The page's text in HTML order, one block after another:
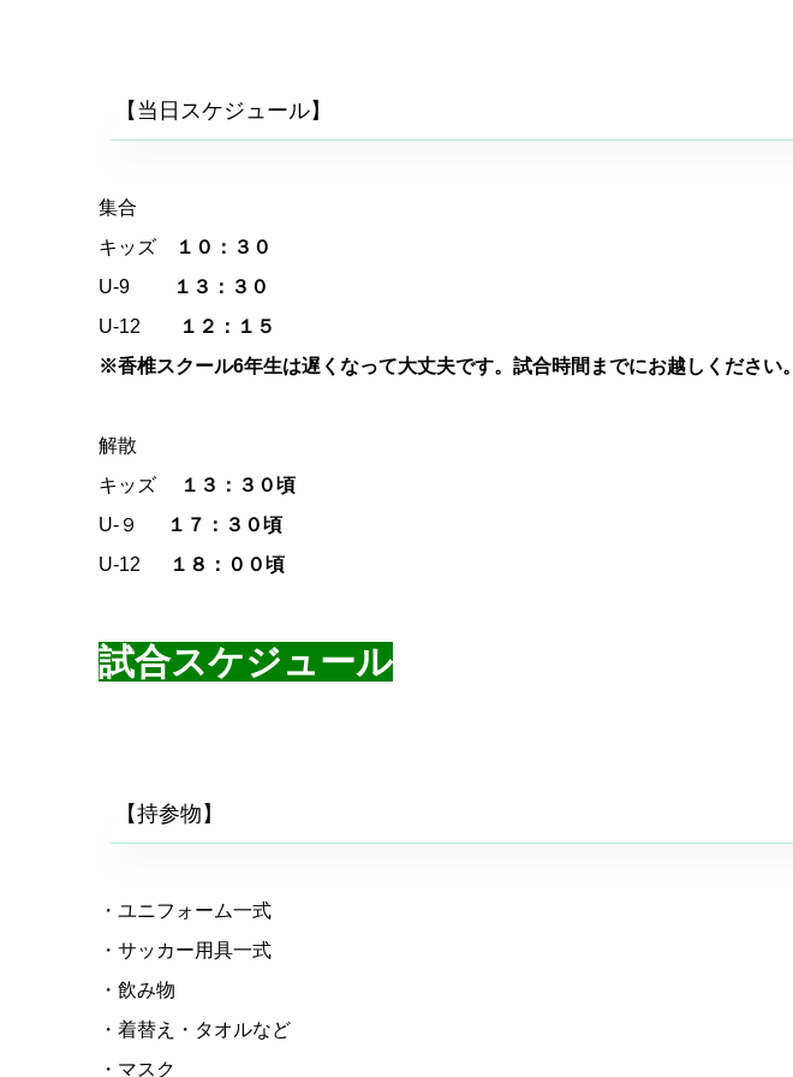
【当日スケジュール】
集合
キッズ
１０：３０
U-9
１３：３０
U-12
１２：１５
※香椎スクール6年生は遅くなって大丈夫です。試合時間までにお越しください。
解散
キッズ
１３：３０頃
U-９
１７：３０頃
U-12
１８：００頃
試合スケジュール
【持参物】
・ユニフォーム一式
・サッカー用具一式
・飲み物
・着替え・タオルなど
・マスク